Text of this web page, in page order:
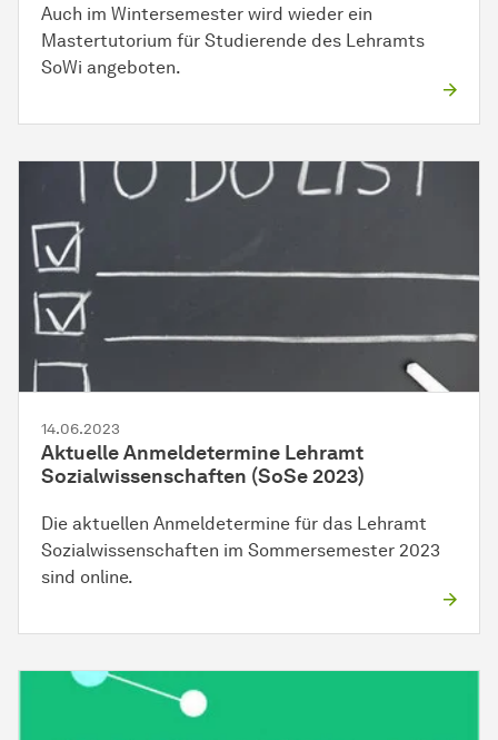
Auch im Wintersemester wird wieder ein
Mastertutorium für Studierende des Lehramts
SoWi angeboten.
14.06.2023
Aktuelle Anmeldetermine Lehramt
Sozialwissenschaften (SoSe 2023)
Die aktuellen Anmeldetermine für das Lehramt
Sozialwissenschaften im Sommersemester 2023
sind online.